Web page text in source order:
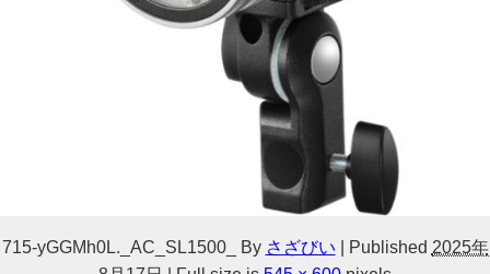
715-yGGMh0L._AC_SL1500_ By さざびい Published 2025年